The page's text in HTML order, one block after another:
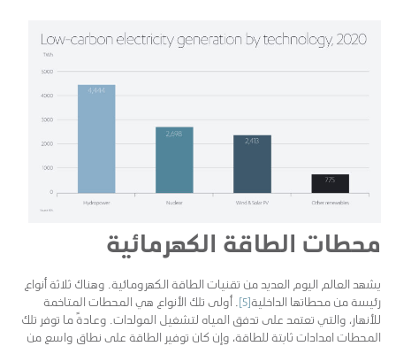
محطات الطاقة الكهرمائية
يشهد العالم اليوم العديد من تقنيات الطاقة الكهرومائية. وهناك ثلاثة أنواع
رئيسة من محطاتها الداخلية[5] . أولى تلك الأنواع هي المحطات المتاخمة
للأنهار، والتي تعتمد على تدفق المياه لتشغيل المولدات. وعادةً ما توفر تلك
المحطات امدادات ثابتة للطاقة، وإن كان توفير الطاقة على نطاق واسع من